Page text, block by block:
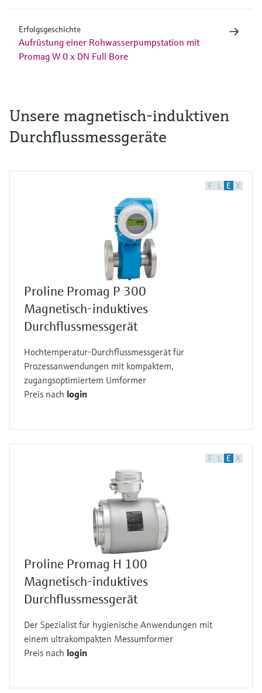
Erfolgsgeschichte
Aufrüstung einer Rohwasserpumpstation mit
Promag W 0 x DN Full Bore
Unsere magnetisch-induktiven
Durchflussmessgeräte
F L E X
Proline Promag P 300
Magnetisch-induktives
Durchflussmessgerät
Hochtemperatur-Durchflussmessgerät für
Prozessanwendungen mit kompaktem,
zugangsoptimiertem Umformer
Preis nach login
F L E X
Proline Promag H 100
Magnetisch-induktives
Durchflussmessgerät
Der Spezialist für hygienische Anwendungen mit
einem ultrakompakten Messumformer
Preis nach login